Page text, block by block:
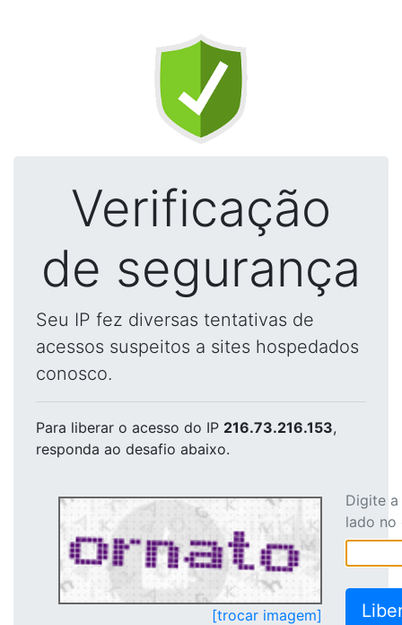
Verificação
de segurança
Seu IP fez diversas tentativas de
acessos suspeitos a sites hospedados
conosco.
Para liberar o acesso do IP 216.73.216.153,
responda ao desafio abaixo.
[trocar imagem]
Digite
lado no